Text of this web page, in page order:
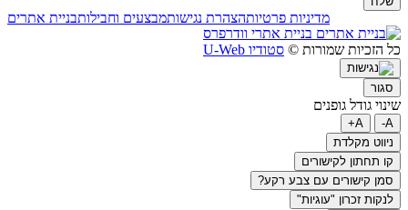
בניית אתריםמבצעים וחבילותהצהרת נגישותמדיניות פרטיות
בניית אתרי וודרפרס
כל הזכיות שמורות © סטודיו U-Web
סגור
שינוי גודל גופנים
A-
A+
ניווט מקלדת
קו תחתון לקישורים
סמן קישורים עם צבע רקע?
לנקות זכרון "עוגיות"